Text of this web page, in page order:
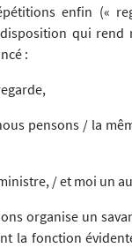
enfin («
qui rend
:
pensons / la
/ et moi un
organise un
la fonction